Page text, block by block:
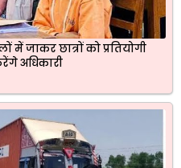
जाकर छात्रों को प्रतियोगी
अधिकारी